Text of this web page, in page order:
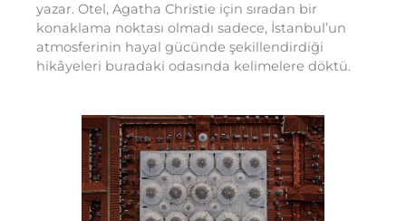
yazar. Otel, Agatha Christie için sıradan bir
konaklama noktası olmadı sadece, İstanbul’un
atmosferinin hayal gücünde şekillendirdiği
hikâyeleri buradaki odasında kelimelere döktü.